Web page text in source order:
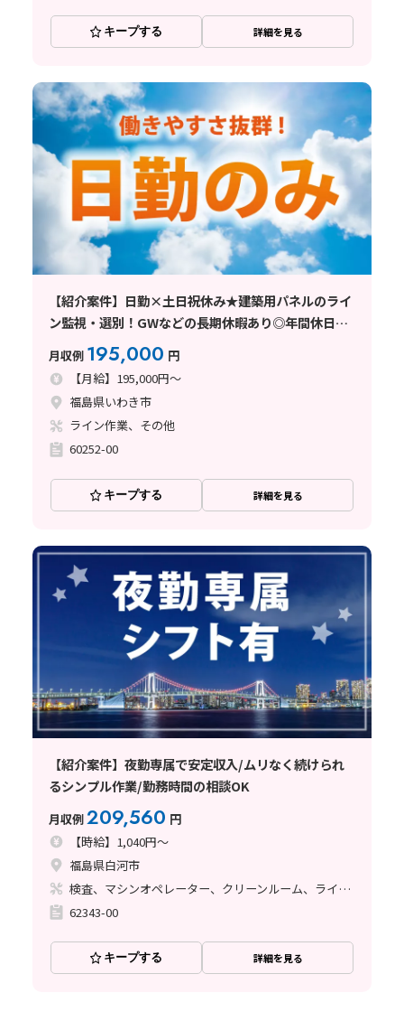
キープする 詳細を見る
【紹介案件】日勤×土日祝休み★建築用パネルのライ
ン監視・選別！GWなどの長期休暇あり◎年間休日
125日！
月収例 195,000 円
【月給】195,000円～
福島県いわき市
ライン作業、その他
60252-00
キープする 詳細を見る
【紹介案件】夜勤専属で安定収入/ムリなく続けられ
るシンプル作業/勤務時間の相談OK
月収例209,560 円
【時給】1,040円～
福島県白河市
検査、マシンオペレーター、クリーンルーム、ライン作業
62343-00
キープする 詳細を見る